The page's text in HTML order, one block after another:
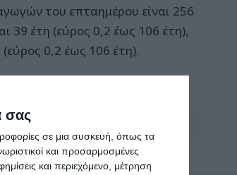
σας
σε μια συσκευή, όπως τα
και προσαρμοσμένες
και περιεχόμενο, μέτρηση
του επταημέρου είναι 256
39 έτη (εύρος 0,2 έως 106 έτη),
0,2 έως 106 έτη).